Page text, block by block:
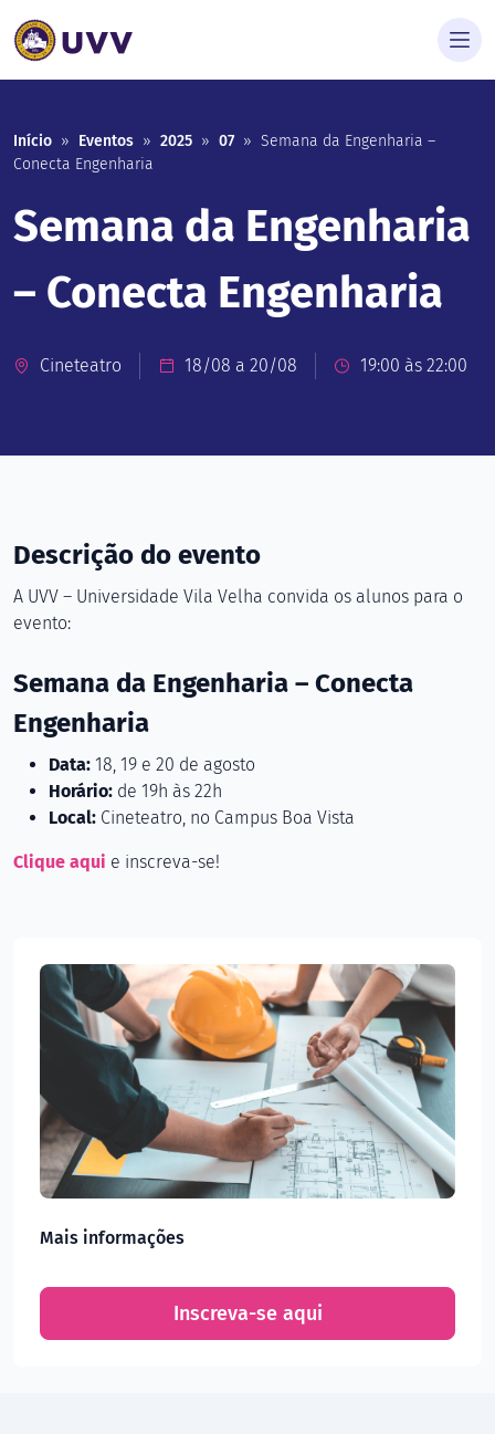
Início » Eventos » 2025 » 07 » Semana da Engenharia –
Conecta Engenharia
Semana da Engenharia
– Conecta Engenharia
Cineteatro 18/08 a 20/08 19:00 às 22:00
Descrição do evento
A UVV – Universidade Vila Velha convida os alunos para o
evento:
Semana da Engenharia – Conecta
Engenharia
Data: 18, 19 e 20 de agosto
Horário: de 19h às 22h
Local: Cineteatro, no Campus Boa Vista
Clique aqui e inscreva-se!
Mais informações
Inscreva-se aqui